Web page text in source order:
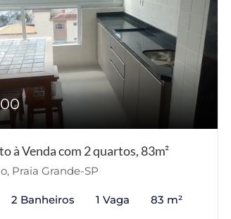
à Venda com 2 quartos, 83m²
Praia Grande-SP
2 Banheiros 1 Vaga 83 m²